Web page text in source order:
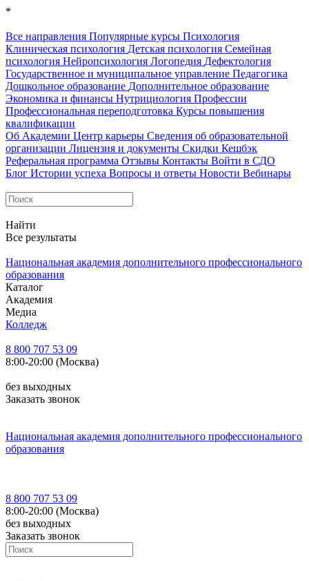
*
Все направления Популярные курсы Психология
Клиническая психология Детская психология Семейная
психология Нейропсихология Логопедия Дефектология
Государственное и муниципальное управление Педагогика
Дошкольное образование Дополнительное образование
Экономика и финансы Нутрициология Профессии
Профессиональная переподготовка Курсы повышения
квалификации
Об Академии Центр карьеры Сведения об образовательной
организации Лицензия и документы Скидки Кешбэк
Реферальная программа Отзывы Контакты Войти в СДО
Блог Истории успеха Вопросы и ответы Новости Вебинары
Найти
Все результаты
Национальная академия дополнительного профессионального
образования
Каталог
Академия
Медиа
Колледж
8 800 707 53 09
8:00-20:00 (Москва)
без выходных
Заказать звонок
Национальная академия дополнительного профессионального
образования
8 800 707 53 09
8:00-20:00 (Москва)
без выходных
Заказать звонок